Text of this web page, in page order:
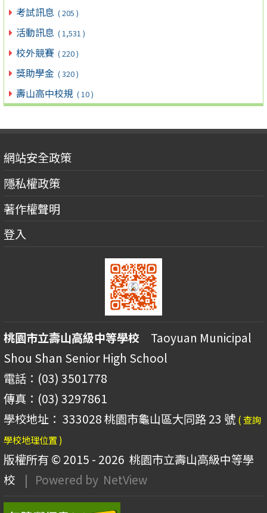
考試訊息 ( 205 )
活動訊息 ( 1,531 )
校外競賽 ( 220 )
獎助學金 ( 320 )
壽山高中校規 ( 10 )
網站安全政策
隱私權政策
著作權聲明
登入
桃園市立壽山高級中等學校 Taoyuan Municipal
Shou Shan Senior High School
電話：(03) 3501778
傳真：(03) 3297861
學校地址： 333028 桃園市龜山區大同路 23 號 ( 查詢
學校地理位置 )
版權所有 © 2015 - 2026 桃園市立壽山高級中等學
校
| Powered by NetView